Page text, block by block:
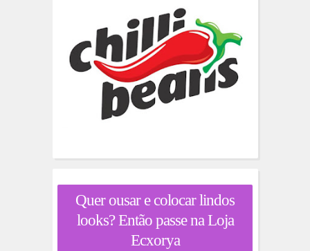
Quer ousar e colocar lindos
looks? Então passe na Loja
Ecxorya